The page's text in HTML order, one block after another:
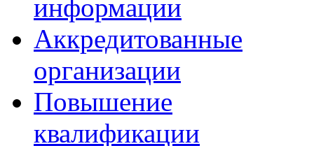
информации
Аккредитованные
организации
Повышение
квалификации